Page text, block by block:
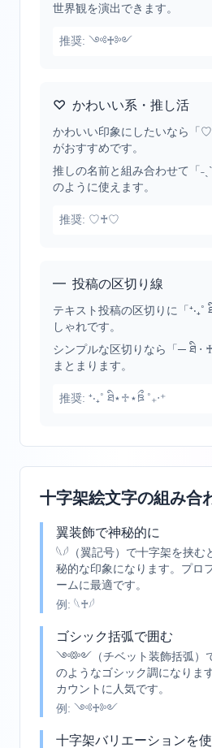
世界観を演出できます。
推奨: ༺♰༻
♡ かわいい系・推し活
かわいい印象にしたいなら「
がおすすめです。
推しの名前と組み合わせて「
のように使えます。
推奨: ♡♰♡
━ 投稿の区切り線
テキスト投稿の区切りに「⁺‧₊˚
しゃれです。
シンプルな区切りなら「─ ཐི ⋅
まとまります。
推奨: ⁺‧₊˚ ཐི⋆♱⋆ཋྀ ˚₊‧⁺
十字架絵文字の組み合
翼装飾で神秘的に
𓆩𓆪（翼記号）で十字架を挟む
秘的な印象になります。プロ
ームに最適です。
例: 𓆩♰𓆪
ゴシック括弧で囲む
༺༻（チベット装飾括弧
のようなゴシック調になりま
カウントに人気です。
例: ༺♰༻
十字架バリエーションを